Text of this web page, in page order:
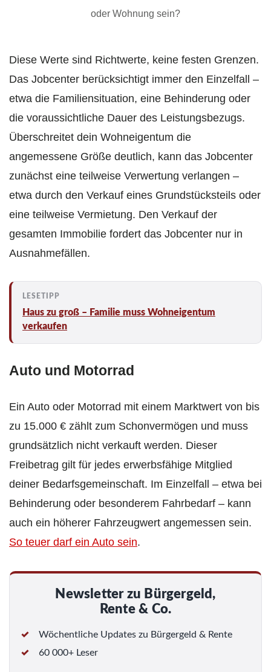
oder Wohnung sein?
Diese Werte sind Richtwerte, keine festen Grenzen.
Das Jobcenter berücksichtigt immer den Einzelfall –
etwa die Familiensituation, eine Behinderung oder
die voraussichtliche Dauer des Leistungsbezugs.
Überschreitet dein Wohneigentum die
angemessene Größe deutlich, kann das Jobcenter
zunächst eine teilweise Verwertung verlangen –
etwa durch den Verkauf eines Grundstücksteils oder
eine teilweise Vermietung. Den Verkauf der
gesamten Immobilie fordert das Jobcenter nur in
Ausnahmefällen.
Haus zu groß – Familie muss Wohneigentum
verkaufen
Auto und Motorrad
Ein Auto oder Motorrad mit einem Marktwert von bis
zu 15.000 € zählt zum Schonvermögen und muss
grundsätzlich nicht verkauft werden. Dieser
Freibetrag gilt für jedes erwerbsfähige Mitglied
deiner Bedarfsgemeinschaft. Im Einzelfall – etwa bei
Behinderung oder besonderem Fahrbedarf – kann
auch ein höherer Fahrzeugwert angemessen sein.
So teuer darf ein Auto sein.
Newsletter zu Bürgergeld,
Rente & Co.
Wöchentliche Updates zu Bürgergeld & Rente
60 000+ Leser